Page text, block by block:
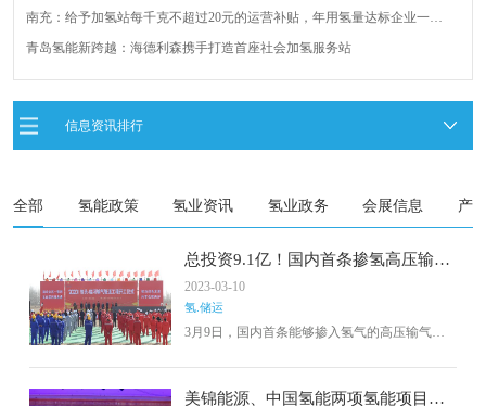
南充：给予加氢站每千克不超过20元的运营补贴，年用氢量达标企业一次
青岛氢能新跨越：海德利森携手打造首座社会加氢服务站
全球首台套！240吨氢能矿用刚性自卸车联合开发协议签署暨项目阶段开发
荷兰氢能产业联盟到访天德工业装备，与市区相关领导就威海文登区氢能
信息资讯排行
全部 氢能政策 氢业资讯 氢业政务 会展信息 产
总投资9.1亿！国内首条掺氢高压输气
管道工程动工
2023-03-10
氢.储运
3月9日，国内首条能够掺入氢气的高压输气管
由内蒙古西部天然气公司投资建设，起始于包
头市九原区，经过巴彦淖尔市乌拉特前旗、五
美锦能源、中国氢能两项氢能项目签